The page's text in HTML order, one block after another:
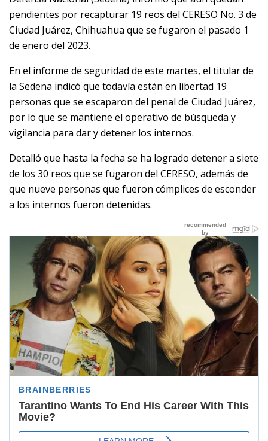
pendientes por recapturar 19 reos del CERESO No. 3 de
Ciudad Juárez, Chihuahua que se fugaron el pasado 1
de enero del 2023.
En el informe de seguridad de este martes, el titular de
la Sedena indicó que todavía están en libertad 19
personas que se escaparon del penal de Ciudad Juárez,
por lo que se mantiene el operativo de búsqueda y
vigilancia para dar y detener los internos.
Detalló que hasta la fecha se ha logrado detener a siete
de los 30 reos que se fugaron del CERESO, además de
que nueve personas que fueron cómplices de esconder
a los internos fueron detenidas.